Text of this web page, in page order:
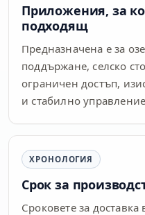
Приложения, за
подходящ
Предназначена е за
поддържане, селско
ограничен достъп,
и стабилно
ХРОНОЛОГИЯ
Срок за
Сроковете за